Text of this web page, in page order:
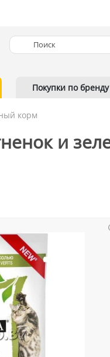
Покупки по бренду
корм
и